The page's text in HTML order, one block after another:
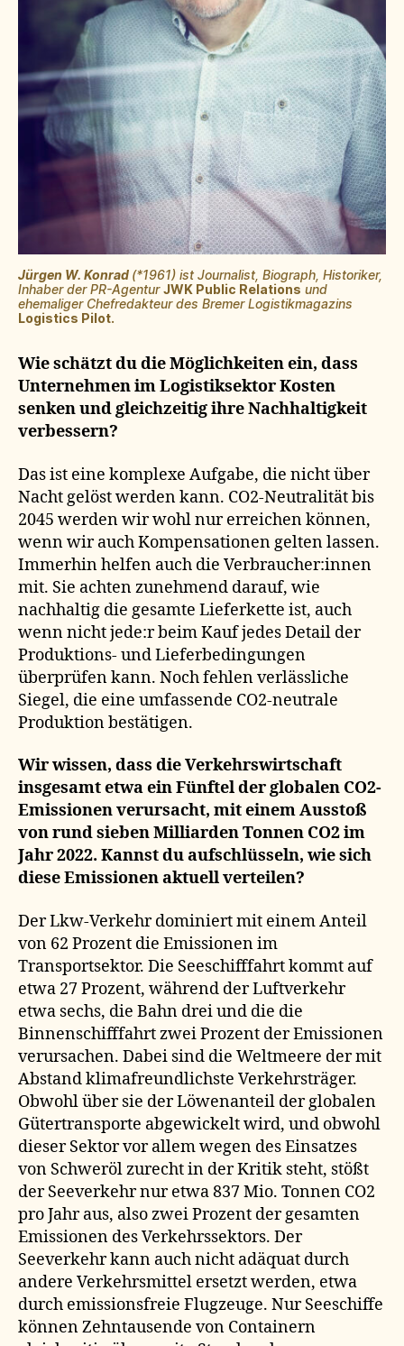
Jürgen W. Konrad (*1961) ist Journalist, Biograph, Historiker,
Inhaber der PR-AgenturJWK Public Relations und
ehemaliger Chefredakteur des Bremer Logistikmagazins
Logistics Pilot.
Wie schätzt du die Möglichkeiten ein, dass
Unternehmen im Logistiksektor Kosten
senken und gleichzeitig ihre Nachhaltigkeit
verbessern?
Das ist eine komplexe Aufgabe, die nicht über
Nacht gelöst werden kann. CO2-Neutralität bis
2045 werden wir wohl nur erreichen können,
wenn wir auch Kompensationen gelten lassen.
Immerhin helfen auch die Verbraucher:innen
mit. Sie achten zunehmend darauf, wie
nachhaltig die gesamte Lieferkette ist, auch
wenn nicht jede:r beim Kauf jedes Detail der
Produktions- und Lieferbedingungen
überprüfen kann. Noch fehlen verlässliche
Siegel, die eine umfassende CO2-neutrale
Produktion bestätigen.
Wir wissen, dass die Verkehrswirtschaft
insgesamt etwa ein Fünftel der globalen CO2-
Emissionen verursacht, mit einem Ausstoß
von rund sieben Milliarden Tonnen CO2 im
Jahr 2022. Kannst du aufschlüsseln, wie sich
diese Emissionen aktuell verteilen?
Der Lkw-Verkehr dominiert mit einem Anteil
von 62 Prozent die Emissionen im
Transportsektor. Die Seeschifffahrt kommt auf
etwa 27 Prozent, während der Luftverkehr
etwa sechs, die Bahn drei und die die
Binnenschifffahrt zwei Prozent der Emissionen
verursachen. Dabei sind die Weltmeere der mit
Abstand klimafreundlichste Verkehrsträger.
Obwohl über sie der Löwenanteil der globalen
Gütertransporte abgewickelt wird, und obwohl
dieser Sektor vor allem wegen des Einsatzes
von Schweröl zurecht in der Kritik steht, stößt
der Seeverkehr nur etwa 837 Mio. Tonnen CO2
pro Jahr aus, also zwei Prozent der gesamten
Emissionen des Verkehrssektors. Der
Seeverkehr kann auch nicht adäquat durch
andere Verkehrsmittel ersetzt werden, etwa
durch emissionsfreie Flugzeuge. Nur Seeschiffe
können Zehntausende von Containern